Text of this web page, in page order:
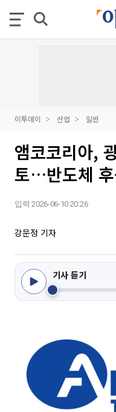
이투데이 산업 일반
앰코코리아,
토…반도체
입력 2026-06-10 20:26
강문정 기자
기사 듣기